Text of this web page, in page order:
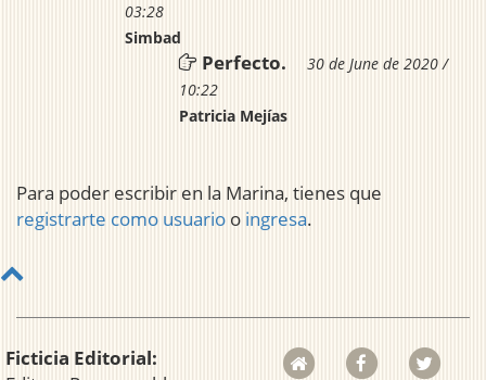
03:28
Simbad
Perfecto.
30 de June de 2020 /
10:22
Patricia Mejías
Para poder escribir en la Marina, tienes que
registrarte como usuario o ingresa.
Ficticia Editorial: